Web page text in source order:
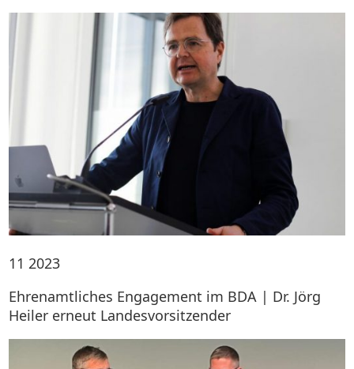
11 2023
Ehrenamtliches Engagement im BDA | Dr. Jörg
Heiler erneut Landesvorsitzender